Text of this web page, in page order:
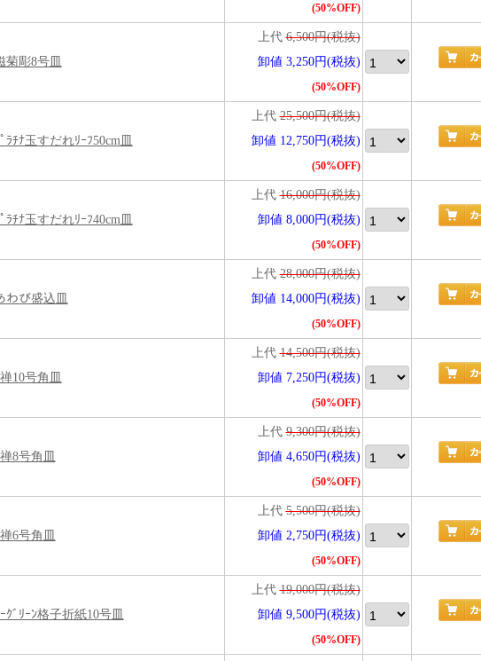
(50%OFF)
菊彫8号皿
上代6,500円(税抜)
卸値 3,250円(税抜)
(50%OFF)
ﾗﾁﾅ玉すだれﾘｰﾌ50cm皿
上代25,500円(税抜)
卸値 12,750円(税抜)
(50%OFF)
ﾗﾁﾅ玉すだれﾘｰﾌ40cm皿
上代16,000円(税抜)
卸値 8,000円(税抜)
(50%OFF)
わび盛込皿
上代28,000円(税抜)
卸値 14,000円(税抜)
(50%OFF)
10号角皿
上代14,500円(税抜)
卸値 7,250円(税抜)
(50%OFF)
8号角皿
上代9,300円(税抜)
卸値 4,650円(税抜)
(50%OFF)
6号角皿
上代5,500円(税抜)
卸値 2,750円(税抜)
(50%OFF)
ｸﾞﾘｰﾝ格子折紙10号皿
上代19,000円(税抜)
卸値 9,500円(税抜)
(50%OFF)